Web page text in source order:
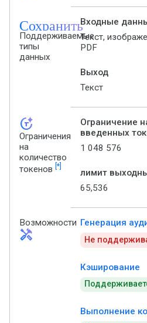
Сохранить
Поддерживаемые
типы
данных
Входные
Текст,
PDF
Выход
Текст
token_auto
Ограничения
на
количество
токенов [*]
Ограничение
введенных
1 048 576
лимит
65,536
Возможности
handyman
Генерация
Не
Кэширование
Выполнение